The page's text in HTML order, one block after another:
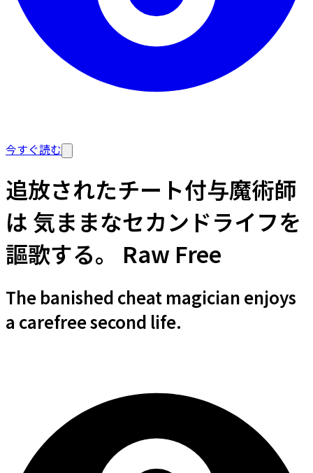
今すぐ読む
追放されたチート付与魔術師
は 気ままなセカンドライフを
謳歌する。 Raw Free
The banished cheat magician enjoys
a carefree second life.